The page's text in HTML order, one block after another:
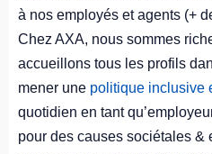
à nos employés et agents (+
Chez AXA, nous sommes
accueillons tous les profils
mener une politique inclusive
quotidien en tant
pour des causes sociétales &